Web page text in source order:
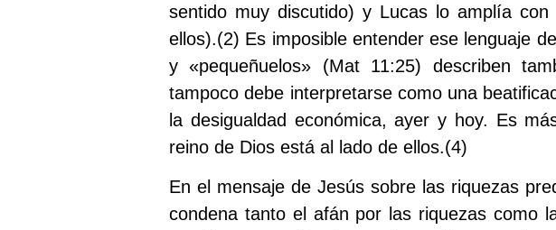
sentido muy discutido) y Lucas lo amplía
ellos).(2) Es imposible entender ese lenguaje
y «pequeñuelos» (Mat 11:25) describen
tampoco debe interpretarse como una
la desigualdad económica, ayer y hoy. Es
reino de Dios está al lado de ellos.(4)
En el mensaje de Jesús sobre las riquezas
condena tanto el afán por las riquezas como